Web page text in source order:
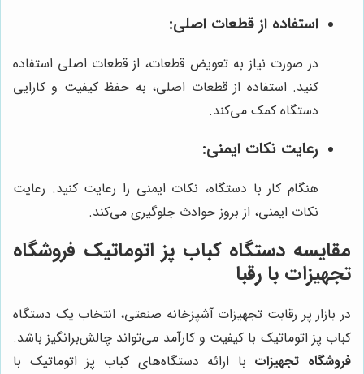
استفاده از قطعات اصلی:
در صورت نیاز به تعویض قطعات، از قطعات اصلی استفاده
کنید. استفاده از قطعات اصلی، به حفظ کیفیت و کارایی
دستگاه کمک می‌کند.
رعایت نکات ایمنی:
هنگام کار با دستگاه، نکات ایمنی را رعایت کنید. رعایت
نکات ایمنی، از بروز حوادث جلوگیری می‌کند.
مقایسه دستگاه کباب پز اتوماتیک فروشگاه
تجهیزات با رقبا
در بازار پر رقابت تجهیزات آشپزخانه صنعتی، انتخاب یک دستگاه
کباب پز اتوماتیک با کیفیت و کارآمد می‌تواند چالش‌برانگیز باشد.
فروشگاه تجهیزات با ارائه دستگاه‌های کباب پز اتوماتیک با